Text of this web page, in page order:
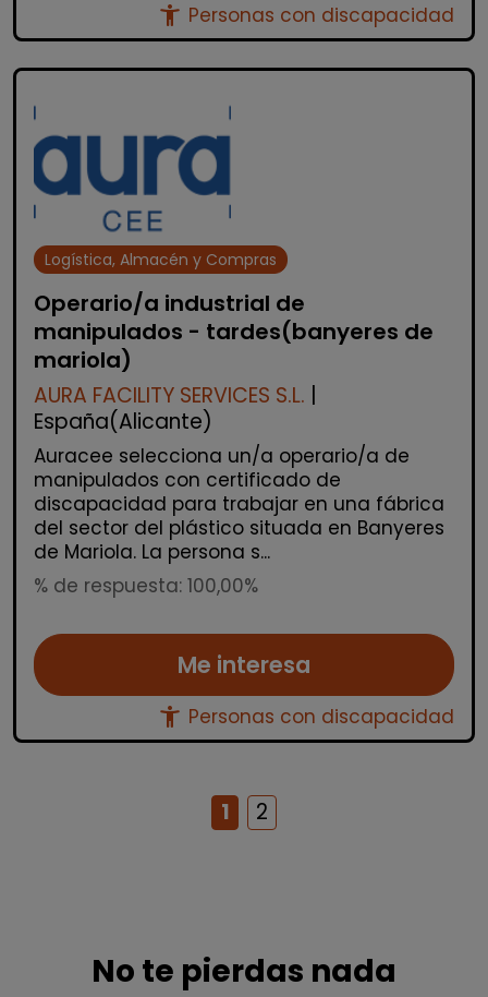
accessibility_new Personas con discapacidad
Logística, Almacén y Compras
Operario/a industrial de
manipulados - tardes(banyeres de
mariola)
AURA FACILITY SERVICES S.L.
España(Alicante)
Auracee selecciona un/a operario/a de
manipulados con certificado de
discapacidad para trabajar en una fábrica
del sector del plástico situada en Banyeres
de Mariola. La persona s...
% de respuesta: 100,00%
Me interesa
accessibility_new Personas con discapacidad
1 2
No te pierdas nada